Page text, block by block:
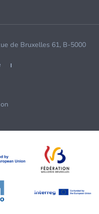
de Bruxelles 61, B-5000